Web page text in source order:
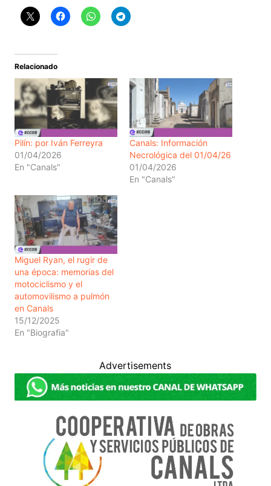
Relacionado
Pilín: por Iván Ferreyra
01/04/2026
En "Canals"
Canals: Información
Necrológica del 01/04/26
01/04/2026
En "Canals"
Miguel Ryan, el rugir de
una época: memorias del
motociclismo y el
automovilismo a pulmón
en Canals
15/12/2025
En "Biografia"
Advertisements